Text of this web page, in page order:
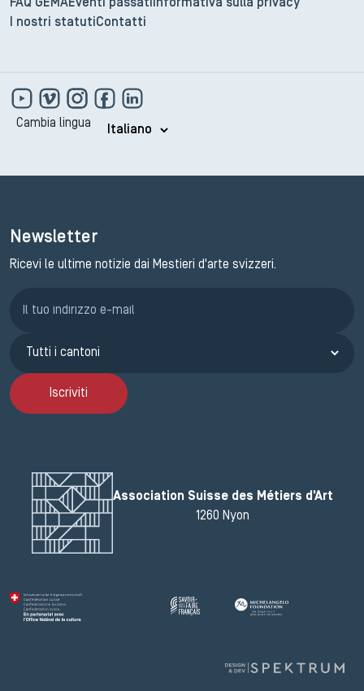
Presidente MAG
FAQ GEMAEventi passati Informativa sulla privacy
I nostri statutiContatti
Cambia lingua
Newsletter
Ricevi le ultime notizie dai Mestieri d'arte svizzeri.
Iscriviti
Association Suisse des Métiers d'Art
1260 Nyon